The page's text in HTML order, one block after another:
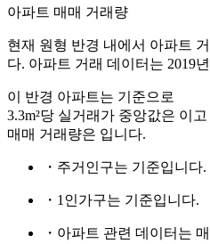
아파트 매매 거래량
현재 원형 반경 내에서 아파트
다. 아파트 거래 데이터는 2019
이 반경 아파트는 기준으로
3.3m²당 실거래가 중앙값은 이고
매매 거래량은 입니다.
・주거인구는 기준입니다.
・1인가구는 기준입니다.
・아파트 관련 데이터는